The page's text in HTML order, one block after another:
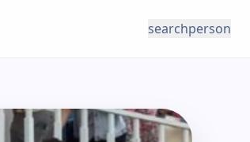
searchperson